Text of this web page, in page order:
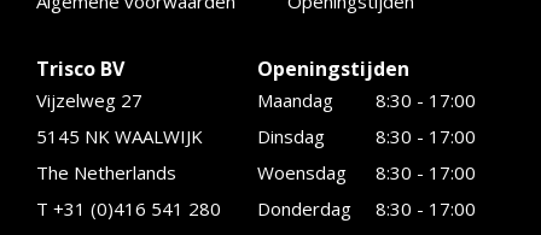
Trisco BV
Vijzelweg 27
5145 NK WAALWIJK
The Netherlands
T +31 (0)416 541 280
Openingstijden
Maandag
8:30 - 17:00
Dinsdag
8:30 - 17:00
Woensdag
8:30 - 17:00
Donderdag
8:30 - 17:00